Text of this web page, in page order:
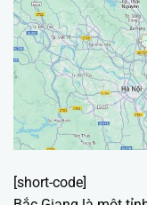
[short-code]